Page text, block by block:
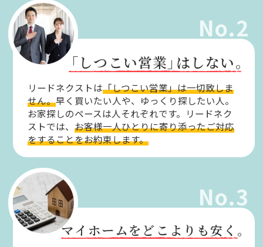
No.2
「しつこい営業」はしない。
リードネクストは「しつこい営業」は一切致しま
せん。早く買いたい人や、ゆっくり探したい人。
お家探しのペースは人それぞれです。リードネク
ストでは、お客様一人ひとりに寄り添ったご対応
をすることをお約束します。
No.3
マイホームをどこよりも安く。